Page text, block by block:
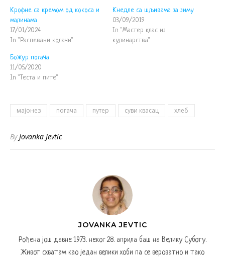
Крофне са кремом од кокоса и
малинама
17/01/2024
In "Распевани колачи"
Кнедле са шљивама за зиму
03/09/2019
In "Мастер клас из
кулинарства"
Божур погача
11/05/2020
In "Теста и пите"
мајонез погача путер суви квасац хлеб
ByJovanka Jevtic
JOVANKA JEVTIC
Рођена још давне 1973. неког 28. априла баш на Велику Суботу.
Живот схватам као један велики хоби па се вероватно и тако